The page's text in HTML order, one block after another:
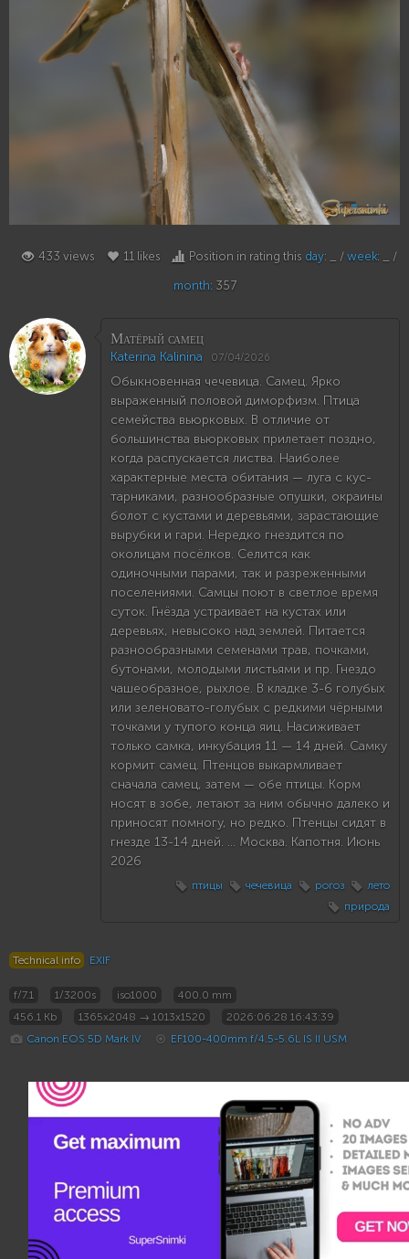
433 views 11 likes Position in rating this day: _ / week: _ /
month: 357
Матёрый самец
Katerina Kalinina 07/04/2026
Обыкновенная чечевица. Самец. Ярко
выраженный половой диморфизм. Птица
семейства вьюрковых. В отличие от
большинства вьюрковых прилетает поздно,
когда распускается листва. Наиболее
характерные места обитания — луга с кус­
тарниками, разнообразные опушки, окра­ины
болот с кустами и деревьями, зара­стающие
вырубки и гари. Нередко гнездится по
околицам посёлков. Се­лится как
одиночными парами, так и раз­реженными
поселениями. Самцы поют в светлое время
суток. Гнёзда устраивает на кустах или
деревьях, невысоко над землей. Питается
разнооб­разными семенами трав, почками,
бу­тонами, молодыми листьями и пр. Гнездо
чашеобразное, рыхлое. В кладке 3-6 голубых
или зеленова­то-голубых с редкими чёрными
точка­ми у тупого конца яиц. Насиживает
только самка, инкубация 11 — 14 дней. Самку
кормит самец. Птенцов выкарм­ливает
сначала самец, затем — обе птицы. Корм
носят в зобе, летают за ним обычно далеко и
приносят помно­гу, но редко. Птенцы сидят в
гнезде 13-14 дней. ... Москва. Капотня. Июнь
2026
птицы чечевица рогоз
лето
природа
Technical info EXIF
f/7.1 1/3200s iso1000
400.0 mm
456.1 Kb
1365x2048 → 1013x1520
2026:06:28 16:43:39
Canon EOS 5D Mark IV
EF100-400mm f/4.5-5.6L IS II USM